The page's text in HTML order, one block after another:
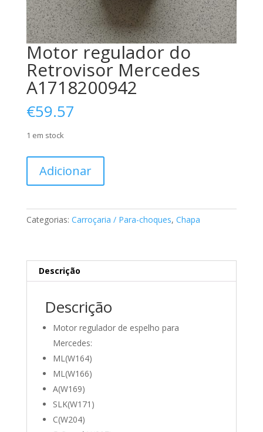
Motor regulador do
Retrovisor Mercedes
A1718200942
€59.57
1 em stock
Motor
do
Adicionar
Categorias: Carroçaria / Para-choques, Chapa
Descrição
Descrição
Motor regulador de espelho para
Mercedes:
ML(W164)
ML(W166)
A(W169)
SLK(W171)
C(W204)